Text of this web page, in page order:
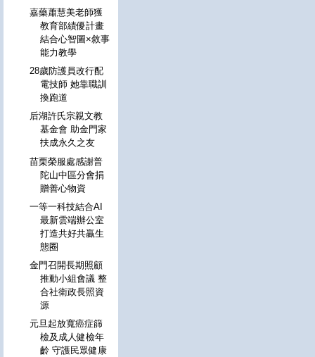
嘉藥蕭慧美老師獲
教育部績優計畫
結合心智圖×敘事
能力教學
28歲防護員改行配
電技師 她靠職訓
換跑道
后湖許氏宗親文教
基金會 助金門家
扶成永久之友
苗栗榮服處感謝普
陀山中區分會捐
贈善心物資
一等一科技結合AI
最新雲端辦公室
打造共好共贏生
態圈
金門召開長期照顧
推動小組會議 整
合社衛政長照資
源
元旦起放寬癌症篩
檢及成人健檢年
齡 守護民眾健康